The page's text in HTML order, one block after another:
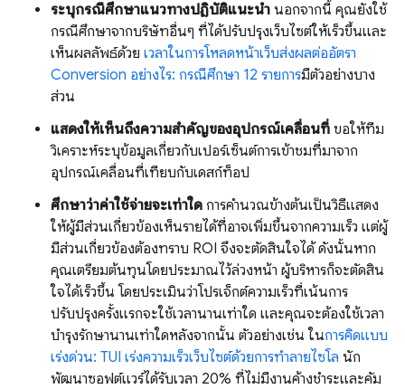
ระบุกรณีศึกษาแนวทางปฏิบัติแนะนำ นอกจากนี้ คุณยังใช้
กรณีศึกษาจากบริษัทอื่นๆ ที่ได้ปรับปรุงเว็บไซต์ให้เร็วขึ้นและ
เห็นผลลัพธ์ด้วย เวลาในการโหลดหน้าเว็บส่งผลต่ออัตรา
Conversion อย่างไร: กรณีศึกษา 12 รายการมีตัวอย่างบาง
ส่วน
แสดงให้เห็นถึงความสำคัญของอุปกรณ์เคลื่อนที่ ขอให้ทีม
วิเคราะห์ระบุข้อมูลเกี่ยวกับเปอร์เซ็นต์การเข้าชมที่มาจาก
อุปกรณ์เคลื่อนที่เทียบกับเดสก์ท็อป
ศึกษาว่าค่าใช้จ่ายจะเท่าใด การคํานวณข้างต้นเป็นวิธีแสดง
ให้ผู้มีส่วนเกี่ยวข้องเห็นรายได้ที่อาจเพิ่มขึ้นจากความเร็ว แต่ผู้
มีส่วนเกี่ยวข้องต้องทราบ ROI จึงจะตัดสินใจได้ ดังนั้นหาก
คุณเตรียมต้นทุนโดยประมาณไว้ล่วงหน้า ผู้บริหารก็จะตัดสิน
ใจได้เร็วขึ้น โดยประเมินว่าโปรเจ็กต์ความเร็วที่เน้นการ
ปรับปรุงครั้งแรกจะใช้เวลานานเท่าใด และคุณจะต้องใช้เวลา
บำรุงรักษานานเท่าใดหลังจากนั้น ตัวอย่างเช่น ในการคิดแบบ
เร่งด่วน: TUI เร่งความเร็วเว็บไซต์ด้วยการทำลายไซโล นัก
พัฒนาซอฟต์แวร์ได้รับเวลา 20% ที่ไม่มีงานค้างชำระและคัม